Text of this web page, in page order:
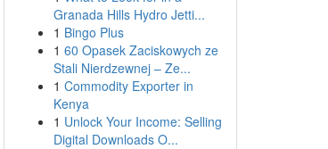
Granada Hills Hydro Jetti...
1 Bingo Plus
1 60 Opasek Zaciskowych ze
Stali Nierdzewnej – Ze...
1 Commodity Exporter in
Kenya
1 Unlock Your Income: Selling
Digital Downloads O...